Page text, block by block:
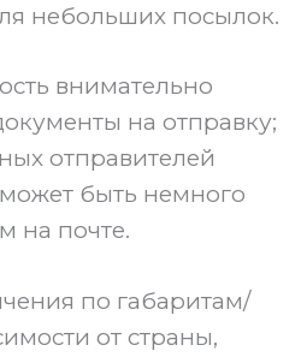
небольших посылок.
внимательно
на отправку;
отправителей
быть немного
на почте.
по габаритам/
от страны,